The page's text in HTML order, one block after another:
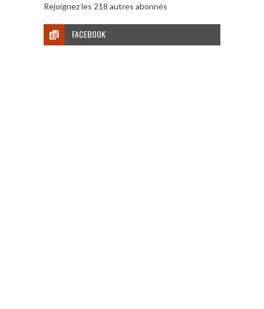
Rejoignez les 218 autres abonnés
FACEBOOK